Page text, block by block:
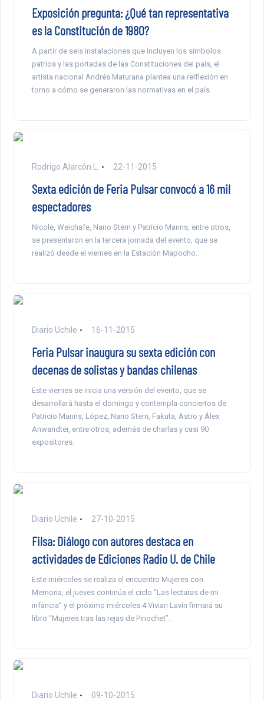
Exposición pregunta: ¿Qué tan representativa
es la Constitución de 1980?
A partir de seis instalaciones que incluyen los símbolos
patrios y las portadas de las Constituciones del país, el
artista nacional Andrés Maturana plantea una relflexión en
torno a cómo se generaron las normativas en el país.
Rodrigo Alarcón L. 22-11-2015
Sexta edición de Feria Pulsar convocó a 16 mil
espectadores
Nicole, Weichafe, Nano Stern y Patricio Manns, entre otros,
se presentaron en la tercera jornada del evento, que se
realizó desde el viernes en la Estación Mapocho.
Diario Uchile 16-11-2015
Feria Pulsar inaugura su sexta edición con
decenas de solistas y bandas chilenas
Este viernes se inicia una versión del evento, que se
desarrollará hasta el domingo y contempla conciertos de
Patricio Manns, López, Nano Stern, Fakuta, Astro y Álex
Anwandter, entre otros, además de charlas y casi 90
expositores.
Diario Uchile 27-10-2015
Filsa: Diálogo con autores destaca en
actividades de Ediciones Radio U. de Chile
Este miércoles se realiza el encuentro Mujeres con
Memoria, el jueves continúa el ciclo “Las lecturas de mi
infancia” y el próximo miércoles 4 Vivian Lavín firmará su
libro “Mujeres tras las rejas de Pinochet”.
Diario Uchile 09-10-2015